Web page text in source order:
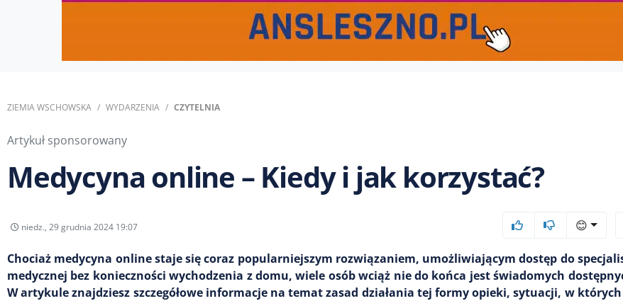
ZIEMIA WSCHOWSKA WYDARZENIA CZYTELNIA
Artykuł sponsorowany
Medycyna online – Kiedy i jak korzystać?
niedz., 29 grudnia 2024 19:07 😊
Chociaż medycyna online staje się coraz popularniejszym rozwiązaniem, umożliwiającym dostęp do
medycznej bez konieczności wychodzenia z domu, wiele osób wciąż nie do końca jest świadomych
W artykule znajdziesz szczegółowe informacje na temat zasad działania tej formy opieki, sytuacji, w